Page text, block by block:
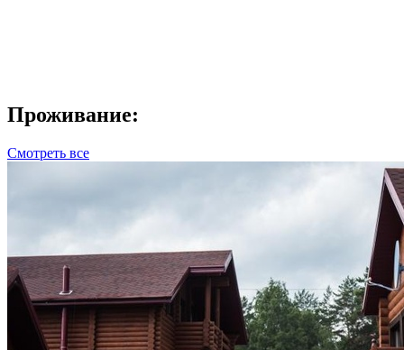
Проживание:
Смотреть все